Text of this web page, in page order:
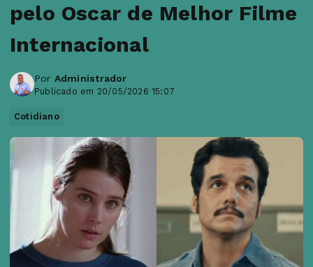
pelo Oscar de Melhor Filme
Internacional
Por Administrador
Publicado em 20/05/2026 15:07
Cotidiano